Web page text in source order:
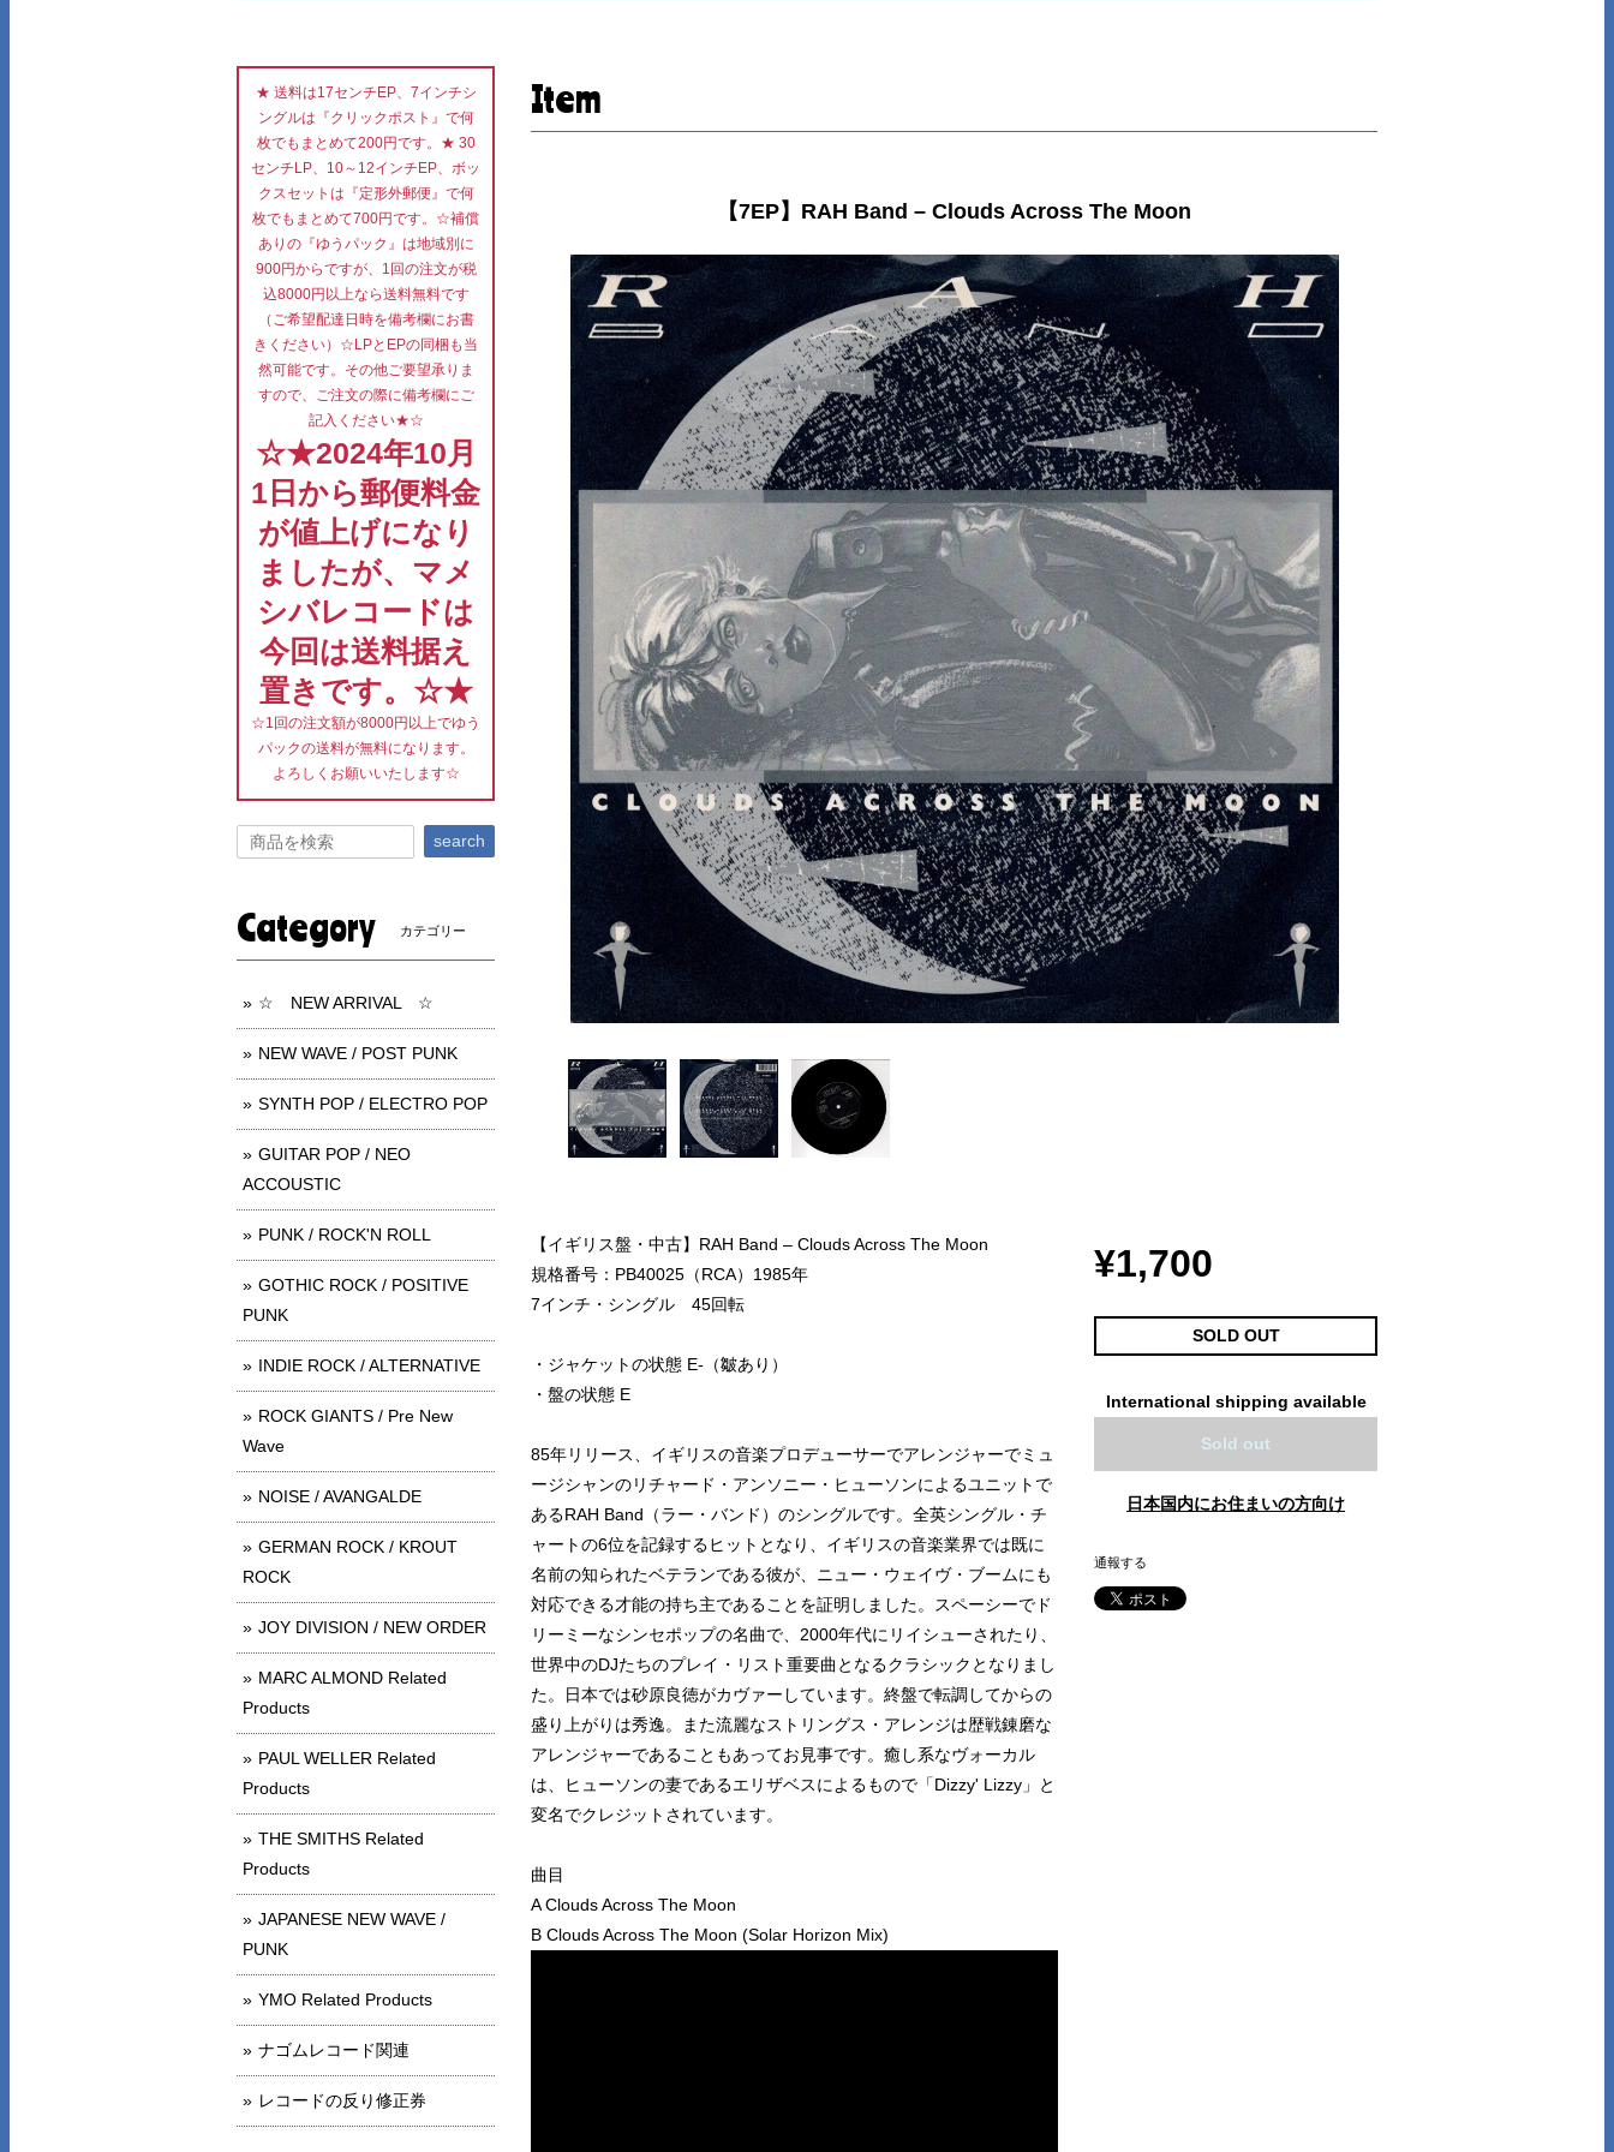
Item
【7EP】RAH Band – Clouds Across The Moon
【イギリス盤・中古】RAH Band – Clouds Across The Moon
規格番号：PB40025（RCA）1985年
7インチ・シングル 45回転
・ジャケットの状態 E-（皺あり）
・盤の状態 E
85年リリース、イギリスの音楽プロデューサーでアレンジャーでミュ
ージシャンのリチャード・アンソニー・ヒューソンによるユニットで
あるRAH Band（ラー・バンド）のシングルです。全英シングル・チ
ャートの6位を記録するヒットとなり、イギリスの音楽業界では既に
名前の知られたベテランである彼が、ニュー・ウェイヴ・ブームにも
対応できる才能の持ち主であることを証明しました。スペーシーでド
リーミーなシンセポップの名曲で、2000年代にリイシューされたり、
世界中のDJたちのプレイ・リスト重要曲となるクラシックとなりまし
た。日本では砂原良徳がカヴァーしています。終盤で転調してからの
盛り上がりは秀逸。また流麗なストリングス・アレンジは歴戦錬磨な
アレンジャーであることもあってお見事です。癒し系なヴォーカル
は、ヒューソンの妻であるエリザベスによるもので「Dizzy' Lizzy」と
変名でクレジットされています。
曲目
A Clouds Across The Moon
B Clouds Across The Moon (Solar Horizon Mix)
¥1,700
SOLD OUT
International shipping available
Sold out
日本国内にお住まいの方向け
通報する
★ 送料は17センチEP、7インチシ
ングルは『クリックポスト』で何
枚でもまとめて200円です。★ 30
センチLP、10～12インチEP、ボッ
クスセットは『定形外郵便』で何
枚でもまとめて700円です。☆補償
ありの『ゆうパック』は地域別に
900円からですが、1回の注文が税
込8000円以上なら送料無料です
（ご希望配達日時を備考欄にお書
きください）☆LPとEPの同梱も当
然可能です。その他ご要望承りま
すので、ご注文の際に備考欄にご
記入ください★☆
☆★2024年10月
1日から郵便料金
が値上げになり
ましたが、マメ
シバレコードは
今回は送料据え
置きです。☆★
☆1回の注文額が8000円以上でゆう
パックの送料が無料になります。
よろしくお願いいたします☆
search
Category カテゴリー
☆ NEW ARRIVAL ☆
NEW WAVE / POST PUNK
SYNTH POP / ELECTRO POP
GUITAR POP / NEO
ACCOUSTIC
PUNK / ROCK'N ROLL
GOTHIC ROCK / POSITIVE
PUNK
INDIE ROCK / ALTERNATIVE
ROCK GIANTS / Pre New
Wave
NOISE / AVANGALDE
GERMAN ROCK / KROUT
ROCK
JOY DIVISION / NEW ORDER
MARC ALMOND Related
Products
PAUL WELLER Related
Products
THE SMITHS Related
Products
JAPANESE NEW WAVE /
PUNK
YMO Related Products
ナゴムレコード関連
レコードの反り修正券